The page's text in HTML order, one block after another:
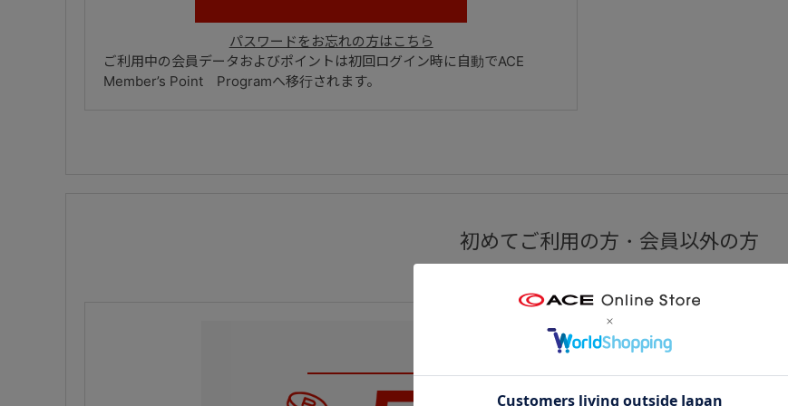
パスワードをお忘れの方はこちら
ご利用中の会員データおよびポイントは初回ログイン時に自動でACE
Member’s Point Programへ移行されます。
初めてご利用の方・会員以外の方